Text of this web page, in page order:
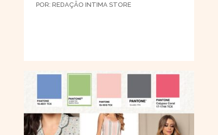
POR: REDAÇÃO INTIMA STORE